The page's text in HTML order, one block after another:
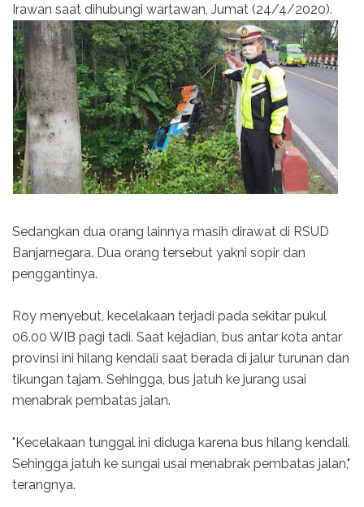
Irawan saat dihubungi wartawan, Jumat (24/4/2020).
Sedangkan dua orang lainnya masih dirawat di RSUD
Banjarnegara. Dua orang tersebut yakni sopir dan
penggantinya.
Roy menyebut, kecelakaan terjadi pada sekitar pukul
06.00 WIB pagi tadi. Saat kejadian, bus antar kota antar
provinsi ini hilang kendali saat berada di jalur turunan dan
tikungan tajam. Sehingga, bus jatuh ke jurang usai
menabrak pembatas jalan.
"Kecelakaan tunggal ini diduga karena bus hilang kendali.
Sehingga jatuh ke sungai usai menabrak pembatas jalan,"
terangnya.